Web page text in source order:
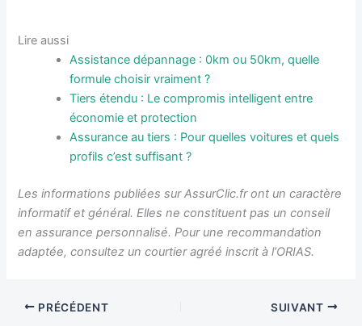
Lire aussi
Assistance dépannage : 0km ou 50km, quelle
formule choisir vraiment ?
Tiers étendu : Le compromis intelligent entre
économie et protection
Assurance au tiers : Pour quelles voitures et quels
profils c’est suffisant ?
Les informations publiées sur AssurClic.fr ont un caractère
informatif et général. Elles ne constituent pas un conseil
en assurance personnalisé. Pour une recommandation
adaptée, consultez un courtier agréé inscrit à l’ORIAS.
PRÉCÉDENT SUIVANT